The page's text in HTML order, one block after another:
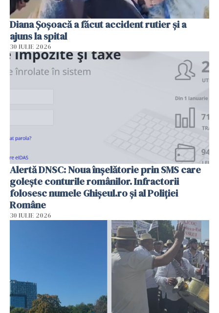
Diana Șoșoacă a făcut accident rutier și a
ajuns la spital
30 IULIE 2026
Alertă DNSC: Noua înșelătorie prin SMS care
golește conturile românilor. Infractorii
folosesc numele Ghișeul.ro și al Poliției
Române
30 IULIE 2026